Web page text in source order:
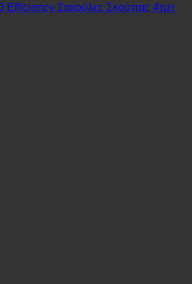
Efficiency Σακούλες Σκούπας 4τμχ